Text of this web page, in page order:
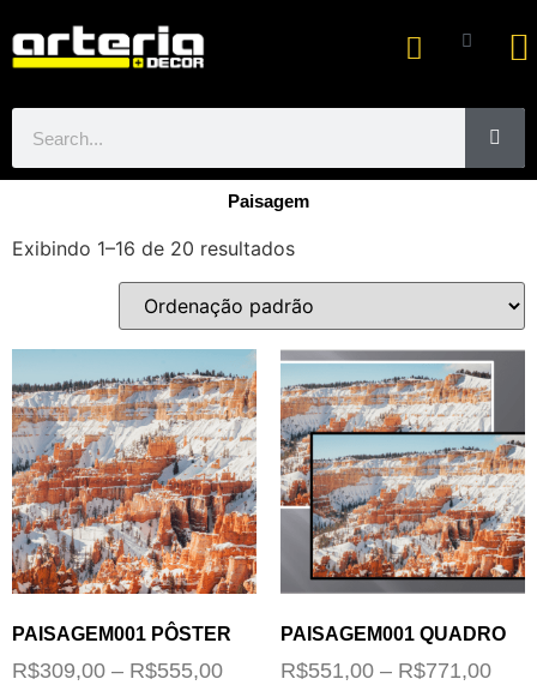
Paisagem
Exibindo 1–16 de 20 resultados
PAISAGEM001 PÔSTER
R$309,00 – R$555,00
PAISAGEM001 QUADRO
R$551,00 – R$771,00